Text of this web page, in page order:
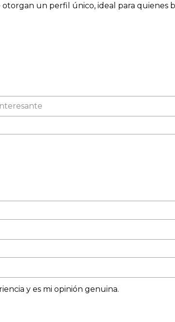
otorgan un perfil único, ideal para
y es mi opinión genuina.